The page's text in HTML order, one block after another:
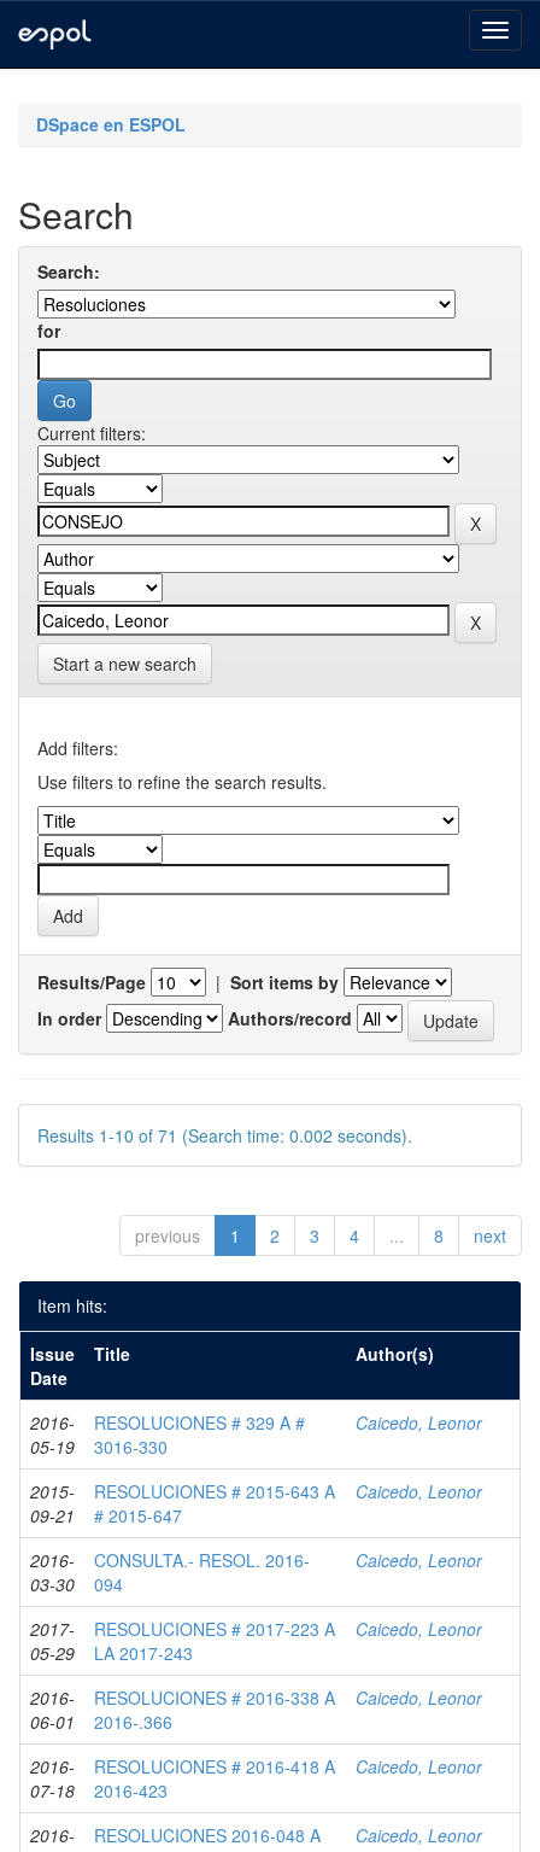
navigationDSpace en ESPOL
Search
Search:
for
Current filters:
Start a new search
Add filters:
Use filters to refine the search results.
Results/Page | Sort items by
In order
Authors/record
Results 1-10 of 71 (Search time: 0.002 seconds).
previous 1 2 3 4 ... 8 next
Item hits:
Issue
Date
Title Author(s)
2016-
05-19
RESOLUCIONES # 329 A #
3016-330
Caicedo, Leonor
2015-
09-21
RESOLUCIONES # 2015-643 A
# 2015-647
Caicedo, Leonor
2016-
03-30
CONSULTA.- RESOL. 2016-
094
Caicedo, Leonor
2017-
05-29
RESOLUCIONES # 2017-223 A
LA 2017-243
Caicedo, Leonor
2016-
06-01
RESOLUCIONES # 2016-338 A
2016-.366
Caicedo, Leonor
2016-
07-18
RESOLUCIONES # 2016-418 A
2016-423
Caicedo, Leonor
2016-
RESOLUCIONES 2016-048 A
Caicedo, Leonor